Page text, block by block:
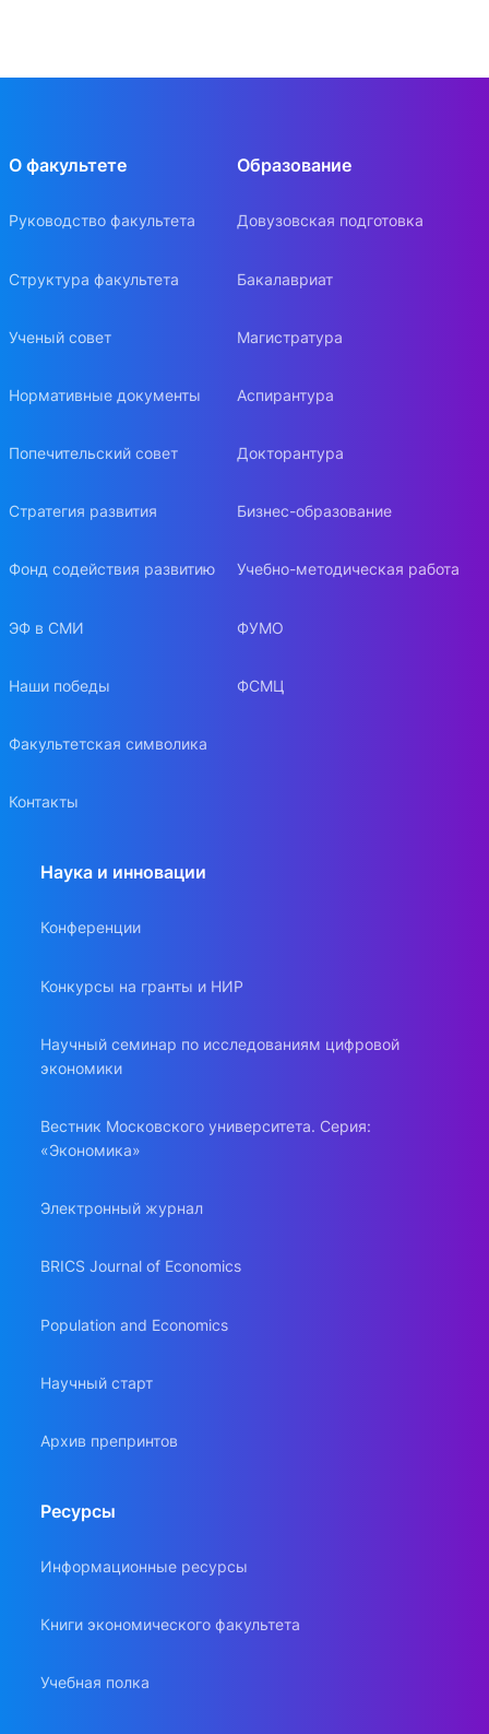
О факультете
Руководство факультета
Структура факультета
Ученый совет
Нормативные документы
Попечительский совет
Стратегия развития
Фонд содействия развитию
ЭФ в СМИ
Наши победы
Факультетская символика
Контакты
Образование
Довузовская подготовка
Бакалавриат
Магистратура
Аспирантура
Докторантура
Бизнес-образование
Учебно-методическая работа
ФУМО
ФСМЦ
Наука и инновации
Конференции
Конкурсы на гранты и НИР
Научный семинар по исследованиям цифровой
экономики
Вестник Московского университета. Серия:
«Экономика»
Электронный журнал
BRICS Journal of Economics
Population and Economics
Научный старт
Архив препринтов
Ресурсы
Информационные ресурсы
Книги экономического факультета
Учебная полка